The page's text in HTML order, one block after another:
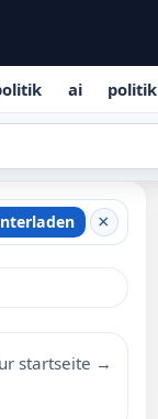
ai politik
×
startseite →